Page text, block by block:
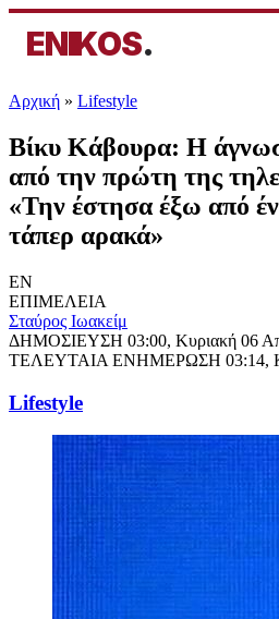
ENIKOS.
Αρχική » Lifestyle
Βίκυ Κάβουρα: Η
από την πρώτη της
«Την έστησα έξω από
τάπερ αρακά»
EN
ΕΠΙΜΕΛΕΙΑ
Σταύρος Ιωακείμ
ΔΗΜΟΣΙΕΥΣΗ 03:00, Κυριακή 06
ΤΕΛΕΥΤΑΙΑ ΕΝΗΜΕΡΩΣΗ 03:14,
Lifestyle